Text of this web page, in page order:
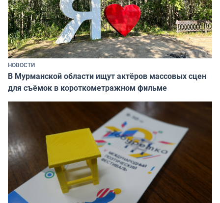
НОВОСТИ
В Мурманской области ищут актёров массовых сцен
для съёмок в короткометражном фильме